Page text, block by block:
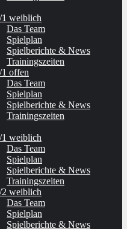
weiblich
Das Team
Spielplan
Spielberichte & News
Trainingszeiten
offen
Das Team
Spielplan
Spielberichte & News
Trainingszeiten
weiblich
Das Team
Spielplan
Spielberichte & News
Trainingszeiten
weiblich
Das Team
Spielplan
Spielberichte & News